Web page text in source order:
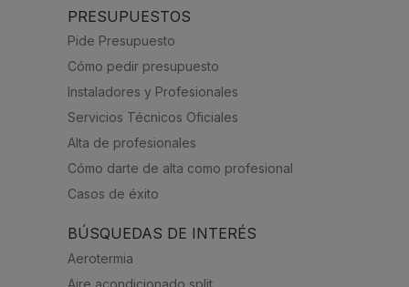
PRESUPUESTOS
Pide Presupuesto
Cómo pedir presupuesto
Instaladores y Profesionales
Servicios Técnicos Oficiales
Alta de profesionales
Cómo darte de alta como profesional
Casos de éxito
BÚSQUEDAS DE INTERÉS
Aerotermia